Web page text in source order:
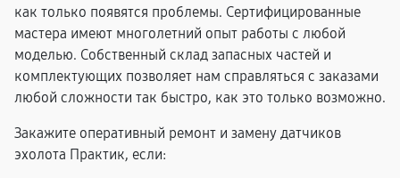
как только появятся проблемы. Сертифицированные
мастера имеют многолетний опыт работы с любой
моделью. Собственный склад запасных частей и
комплектующих позволяет нам справляться с заказами
любой сложности так быстро, как это только возможно.
Закажите оперативный ремонт и замену датчиков
эхолота Практик, если: